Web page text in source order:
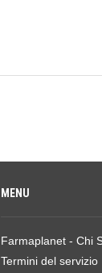
MENU
Farmaplanet - Chi
Termini del servizio